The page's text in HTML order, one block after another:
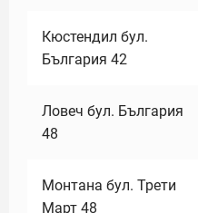
Кюстендил бул.
България 42
Ловеч бул. България
48
Монтана бул. Трети
Март 48